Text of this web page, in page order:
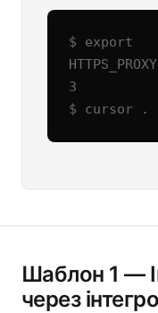
$ export
3
$ cursor .
Шаблон 1 —
через